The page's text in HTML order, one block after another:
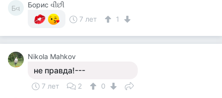
Бવ
Борис વીંછી
7 лет
1
Nikola Mahkov
не правда!---
7 лет 2 0